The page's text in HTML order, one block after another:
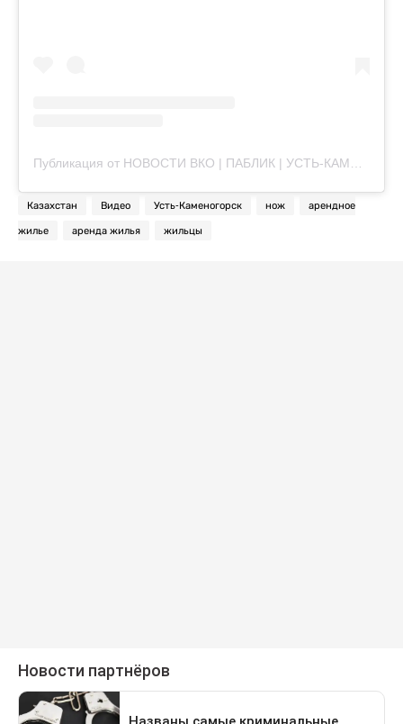
Казахстан Видео Усть-Каменогорск нож арендное
жилье аренда жилья жильцы